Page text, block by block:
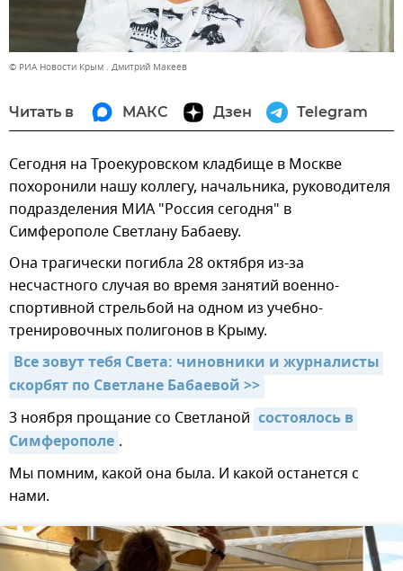
© РИА Новости Крым . Дмитрий Макеев
Читать в МАКС Дзен Telegram
Сегодня на Троекуровском кладбище в Москве
похоронили нашу коллегу, начальника, руководителя
подразделения МИА "Россия сегодня" в
Симферополе Светлану Бабаеву.
Она трагически погибла 28 октября из-за
несчастного случая во время занятий военно-
спортивной стрельбой на одном из учебно-
тренировочных полигонов в Крыму.
Все зовут тебя Света: чиновники и журналисты
скорбят по Светлане Бабаевой >>
3 ноября прощание со Светланой состоялось в
Симферополе .
Мы помним, какой она была. И какой останется с
нами.